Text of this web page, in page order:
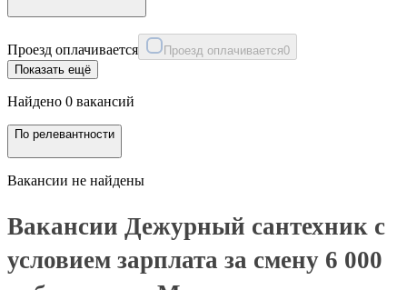
Проезд оплачивается Проезд оплачивается0
Показать ещё
Найдено 0 вакансий
По релевантности
Вакансии не найдены
Вакансии Дежурный сантехник с
условием зарплата за смену 6 000